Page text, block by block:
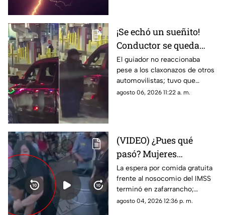
¡Se echó un sueñito!
Conductor se queda
dormido en la fila del
puente libre y se
viraliza en Ciudad
Juárez
El guiador no reaccionaba
pese a los claxonazos de otros
automovilistas; tuvo que
intervenir un agente de CBP
agosto 06, 2026 11:22 a. m.
(VIDEO) ¿Pues qué
pasó? Mujeres
protagonizan peculiar
riña con jalones de
cabello en fila de
burritos y desatan
La espera por comida gratuita
frente al nosocomio del IMSS
terminó en zafarrancho;
testigos tuvieron que
agosto 04, 2026 12:36 p. m.